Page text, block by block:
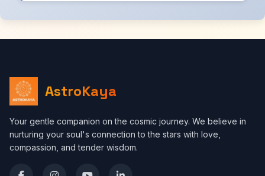
AstroKaya
Your gentle companion on the cosmic journey. We believe in
nurturing your soul's connection to the stars with love,
compassion, and tender wisdom.